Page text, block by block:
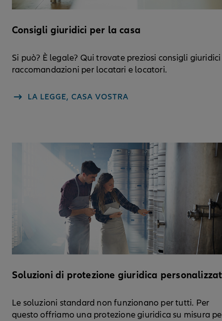
Consigli giuridici per la casa
Si può? È legale? Qui trovate preziosi consigli giuridici
raccomandazioni per locatari e locatori.
LA LEGGE, CASA VOSTRA
Soluzioni di protezione giuridica
Le soluzioni standard non funzionano per tutti. Per
questo offriamo una protezione giuridica su misura